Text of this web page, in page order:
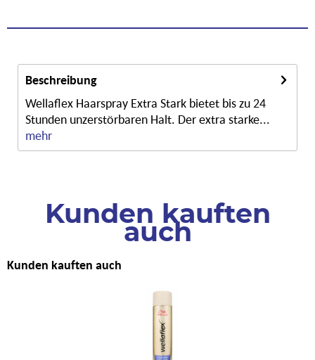
Beschreibung
Wellaflex Haarspray Extra Stark bietet bis zu 24
Stunden unzerstörbaren Halt. Der extra starke...
mehr
Kunden kauften
auch
Kunden kauften auch